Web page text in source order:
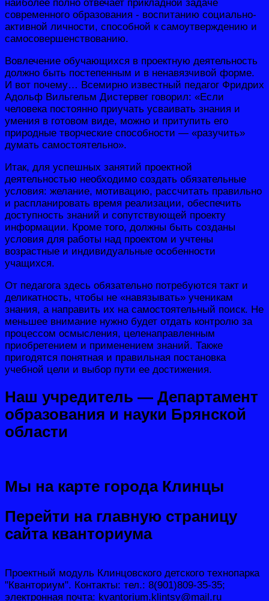
наиболее полно отвечает прикладной задаче
современного образования - воспитанию социально-
активной личности, способной к самоутверждению и
самосовершенствованию.
Вовлечение обучающихся в проектную деятельность
должно быть постепенным и в ненавязчивой форме.
И вот почему… Всемирно известный педагог Фридрих
Адольф Вильгельм Дистервег говорил: «Если
человека постоянно приучать усваивать знания и
умения в готовом виде, можно и притупить его
природные творческие способности — «разучить»
думать самостоятельно».
Итак, для успешных занятий проектной
деятельностью необходимо создать обязательные
условия: желание, мотивацию, рассчитать правильно
и распланировать время реализации, обеспечить
доступность знаний и сопутствующей проекту
информации. Кроме того, должны быть созданы
условия для работы над проектом и учтены
возрастные и индивидуальные особенности
учащихся.
От педагога здесь обязательно потребуются такт и
деликатность, чтобы не «навязывать» ученикам
знания, а направить их на самостоятельный поиск. Не
меньшее внимание нужно будет отдать контролю за
процессом осмысления, целенаправленным
приобретением и применением знаний. Также
пригодятся понятная и правильная постановка
учебной цели и выбор пути ее достижения.
Наш учредитель — Департамент
образования и науки Брянской
области
Мы на карте города Клинцы
Перейти на главную страницу
сайта кванториума
Проектный модуль Клинцовского детского технопарка
"Кванториум". Контакты: тел.: 8(901)809-35-35;
электронная почта: kvantorium.klintsy@mail.ru